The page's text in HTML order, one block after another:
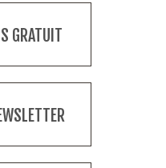
GRATUIT